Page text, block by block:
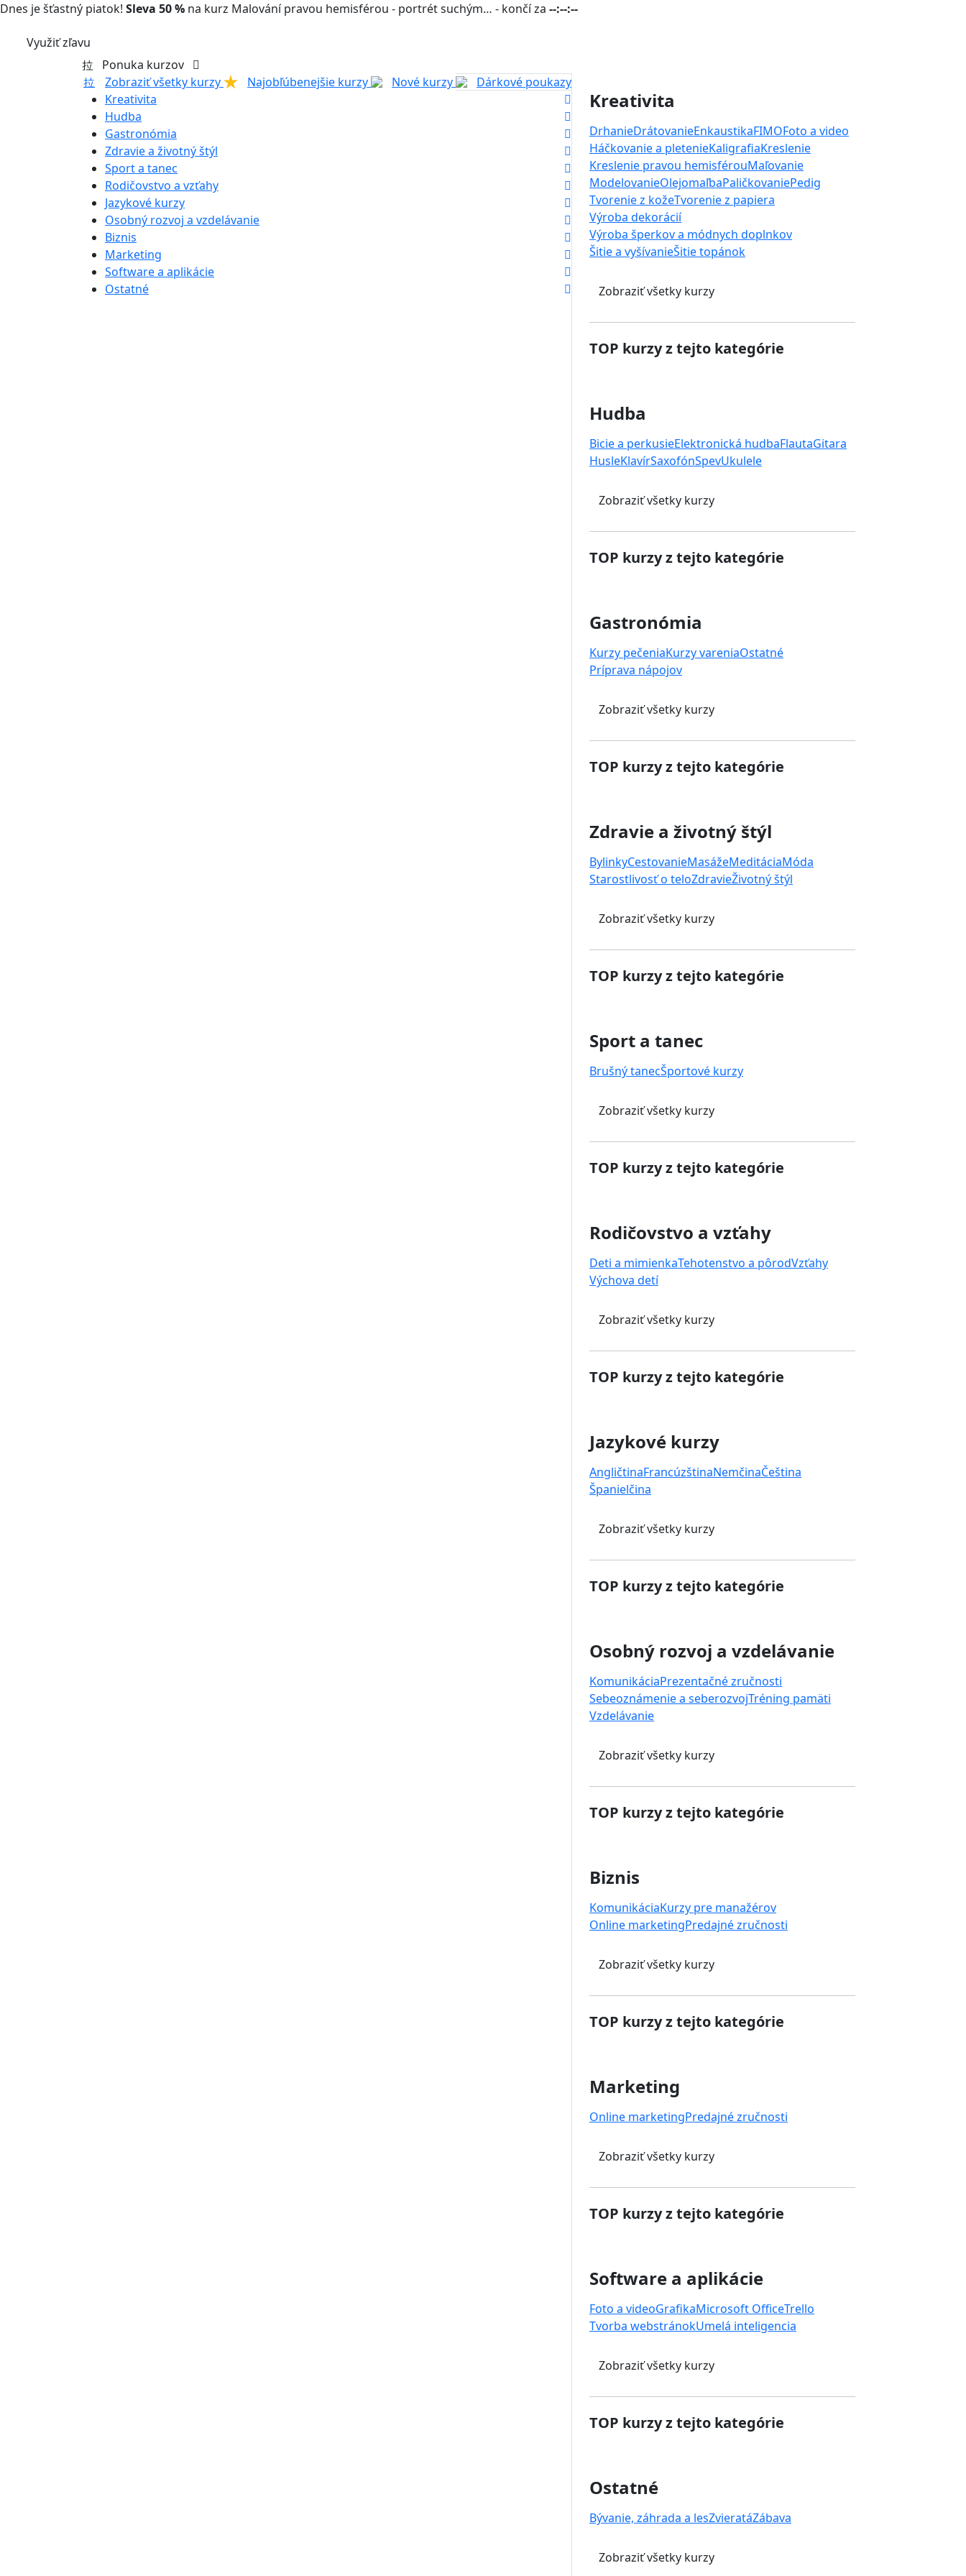
Dnes je šťastný piatok! Sleva 50 % na kurz Malování pravou hemisférou - portrét suchým… - končí za --:--:--
Využiť zľavu
Ponuka kurzov
Zobraziť všetky kurzy
Najobľúbenejšie kurzy Nové kurzy
Dárkové poukazy
Kreativita
Hudba
Gastronómia
Zdravie a životný štýl
Sport a tanec
Rodičovstvo a vzťahy
Jazykové kurzy
Osobný rozvoj a vzdelávanie
Biznis
Marketing
Software a aplikácie
Ostatné
Kreativita
DrhanieDrátovanieEnkaustikaFIMOFoto a video
Háčkovanie a pletenieKaligrafiaKreslenie
Kreslenie pravou hemisférouMaľovanie
ModelovanieOlejomaľbaPaličkovaniePedig
Tvorenie z kožeTvorenie z papiera
Výroba dekorácií
Výroba šperkov a módnych doplnkov
Šitie a vyšívanieŠitie topánok
Zobraziť všetky kurzy
TOP kurzy z tejto kategórie
Hudba
Bicie a perkusieElektronická hudbaFlautaGitara
HusleKlavírSaxofónSpevUkulele
Zobraziť všetky kurzy
TOP kurzy z tejto kategórie
Gastronómia
Kurzy pečeniaKurzy vareniaOstatné
Príprava nápojov
Zobraziť všetky kurzy
TOP kurzy z tejto kategórie
Zdravie a životný štýl
BylinkyCestovanieMasážeMeditáciaMóda
Starostlivosť o teloZdravieŽivotný štýl
Zobraziť všetky kurzy
TOP kurzy z tejto kategórie
Sport a tanec
Brušný tanecŠportové kurzy
Zobraziť všetky kurzy
TOP kurzy z tejto kategórie
Rodičovstvo a vzťahy
Deti a mimienkaTehotenstvo a pôrodVzťahy
Výchova detí
Zobraziť všetky kurzy
TOP kurzy z tejto kategórie
Jazykové kurzy
AngličtinaFrancúzštinaNemčinaČeština
Španielčina
Zobraziť všetky kurzy
TOP kurzy z tejto kategórie
Osobný rozvoj a vzdelávanie
KomunikáciaPrezentačné zručnosti
Sebeoznámenie a seberozvojTréning pamäti
Vzdelávanie
Zobraziť všetky kurzy
TOP kurzy z tejto kategórie
Biznis
KomunikáciaKurzy pre manažérov
Online marketingPredajné zručnosti
Zobraziť všetky kurzy
TOP kurzy z tejto kategórie
Marketing
Online marketingPredajné zručnosti
Zobraziť všetky kurzy
TOP kurzy z tejto kategórie
Software a aplikácie
Foto a videoGrafikaMicrosoft OfficeTrello
Tvorba webstránokUmelá inteligencia
Zobraziť všetky kurzy
TOP kurzy z tejto kategórie
Ostatné
Bývanie, záhrada a lesZvieratáZábava
Zobraziť všetky kurzy